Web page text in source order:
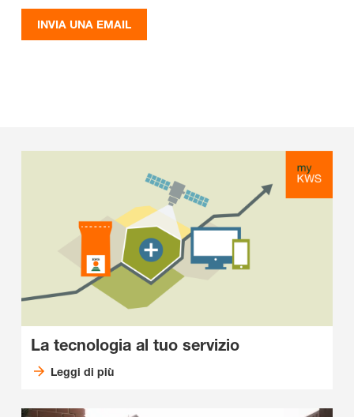
INVIA UNA EMAIL
La tecnologia al tuo servizio
Leggi di più